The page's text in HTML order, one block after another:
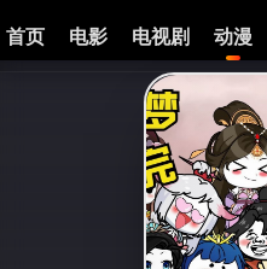
首页 电影 电视剧 动漫